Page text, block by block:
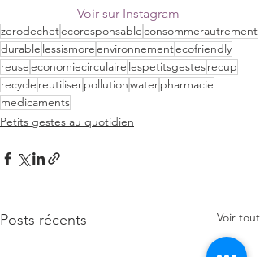
Voir sur Instagram
zerodechetecoresponsableconsommerautrement
durable lessismoreenvironnementecofriendly
reuseeconomiecirculaire lespetitsgestesrecup
recycle reutiliserpollutionwaterpharmacie
medicaments
Petits gestes au quotidien
Posts récents Voir tout